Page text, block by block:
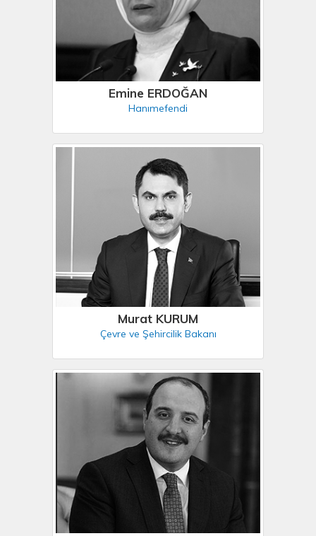
Emine ERDOĞAN
Hanımefendi
Murat KURUM
Çevre ve Şehircilik Bakanı